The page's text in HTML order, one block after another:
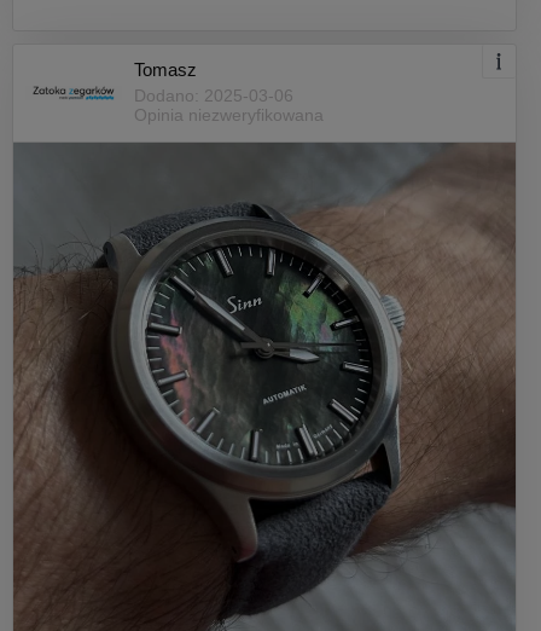
Tomasz
Dodano: 2025-03-06
Opinia niezweryfikowana